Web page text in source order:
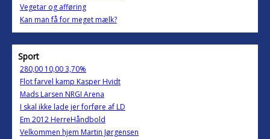
Vegetar og afføring
Kan man få for meget mælk?
Sport
280,00 10,00 3,70%
Flot farvel kamp Kasper Hvidt
Mads Larsen NRGI Arena
I skal ikke lade jer forføre af LD
Em 2012 HerreHåndbold
Velkommen hjem Martin Jørgensen